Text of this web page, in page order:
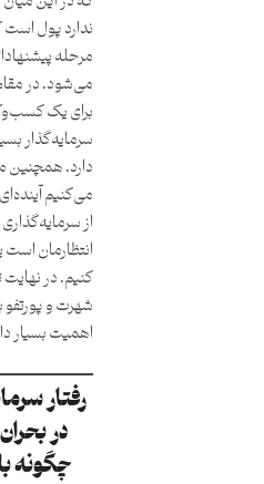
ندارد پول است
مرحله
می‌شود. در
برای یک
سرمایه‌گذار
دارد. همچنین
می‌کنیم
از
انتظارمان
کنیم. در
شهرت و پورتفو
اهمیت بسیار
رفتار
در
چگونه